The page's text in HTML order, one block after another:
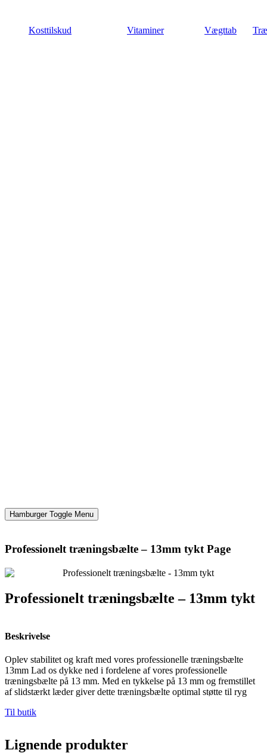
indholdKosttilskud Vitaminer Vægttab
Hamburger Toggle Menu
Professionelt træningsbælte – 13mm tykt Page
Professionelt træningsbælte – 13mm tykt
Beskrivelse
Oplev stabilitet og kraft med vores professionelle træningsbælte
13mm Lad os dykke ned i fordelene af vores professionelle
træningsbælte på 13 mm. Med en tykkelse på 13 mm og fremstillet
af slidstærkt læder giver dette træningsbælte optimal støtte til ryg
Til butik
Lignende produkter